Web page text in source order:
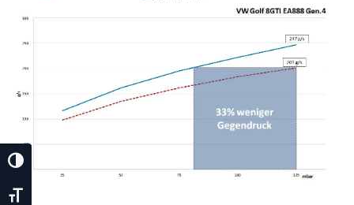
Umschalten Auf Hohe Kontraste
Schrift Vergrößern